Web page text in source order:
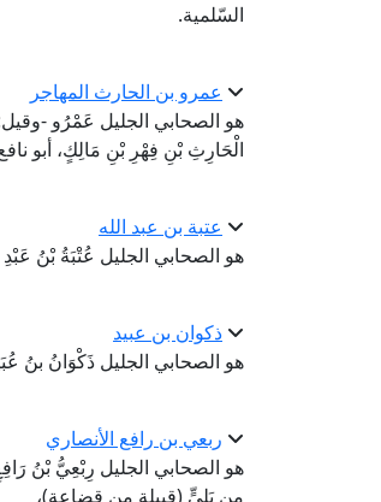
السّلمية.
عمرو بن الحارث المهاجر
هو الصحابي الجليل عَمْرُو -
الْحَارِثِ بْنِ فِهْرِ بْنِ مَالِكٍ، أبو
عتبة بن عبد الله
هو الصحابي الجليل عُتْبَةُ بْنُ
ذكوان بن عبيد
هو الصحابي الجليل ذَكْوَانُ بنُ
ربعي بن رافع الأنصاري
هو الصحابي الجليل رِبْعِيُّ بْنُ
من بَلِيٍّ (قبيلة من قضاعة)،